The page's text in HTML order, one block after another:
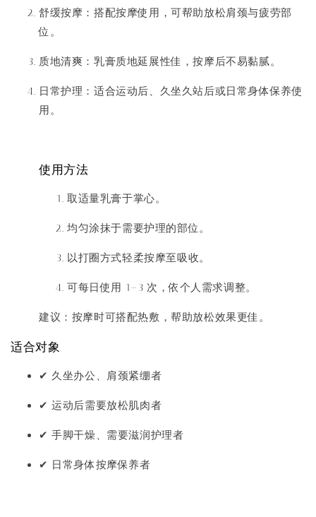
舒缓按摩 ：搭配按摩使用，可帮助放松肩颈与疲劳部
位。
质地清爽 ：乳膏质地延展性佳，按摩后不易黏腻。
日常护理 ：适合运动后、久坐久站后或日常身体保养使
用。
使用方法
取适量乳膏于掌心。
均匀涂抹于需要护理的部位。
以打圈方式轻柔按摩至吸收。
可每日使用 1–3 次，依个人需求调整。
建议：按摩时可搭配热敷，帮助放松效果更佳。
适合对象
✔ 久坐办公、肩颈紧绷者
✔ 运动后需要放松肌肉者
✔ 手脚干燥、需要滋润护理者
✔ 日常身体按摩保养者